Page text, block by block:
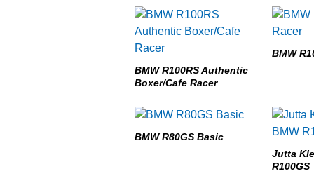
BMW R100RS Authentic
Boxer/Cafe Racer
BMW
BMW R80GS Basic
Jutta
R100GS